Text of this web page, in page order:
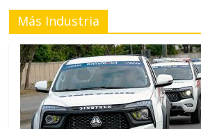
Más Industria